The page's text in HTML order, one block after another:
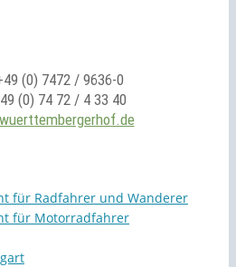
(0) 7472 / 9636-0
(0) 74 72 / 4 33 40
für Radfahrer und Wanderer
für Motorradfahrer